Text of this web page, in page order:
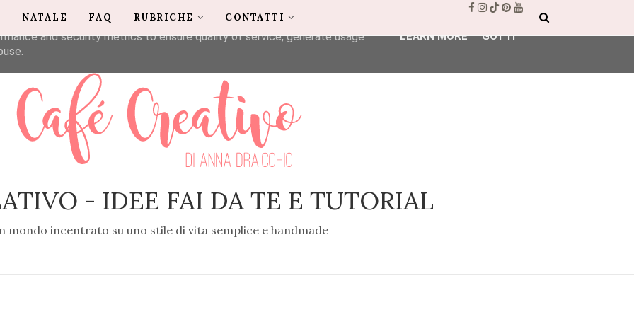
- IDEE FAI DA TE E TUTORIAL
mondo incentrato su uno stile di vita semplice e handmade
NATALE FAQ RUBRICHE CONTATTI
its services and to analyze traffic. Your IP address and user-agent
and security metrics to ensure quality of service, generate usage
LEARN MORE GOT IT